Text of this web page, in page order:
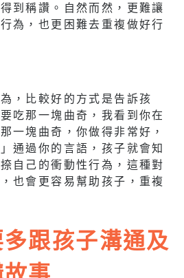
到稱讚。自然而然，更難讓
為，也更困難去重複做好行
，比較好的方式是告訴孩
吃那一塊曲奇，我看到你在
一塊曲奇，你做得非常好，
通過你的言語，孩子就會知
自己的衝動性行為，這種對
也會更容易幫助孩子，重複
跟孩子溝通及